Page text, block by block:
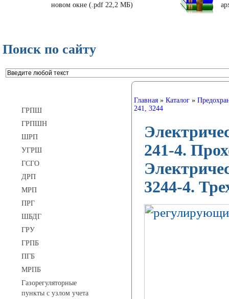
новом окне (.pdf 22,2 МБ)
Поиск по сайту
ГРПШ
ГРПШН
ШРП
УГРШ
ГСГО
ДРП
МРП
ПРГ
ШБДГ
ГРУ
ГРПБ
ПГБ
МРПБ
Газорегуляторные
пункты с узлом учета
Главная » Каталог »
241, 3244
241-4.
3244-4.